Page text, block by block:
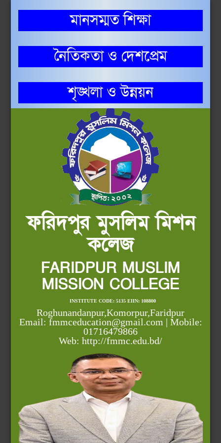
মানসম্মত শিক্ষা
নৈতিকতা ও দেশপ্রেম
শৃঙ্খলা ও উন্নয়ন
ফরিদপুর মুসলিম মিশন
কলেজ
FARIDPUR MUSLIM
MISSION COLLEGE
INSTITUTE CODE: 5135 EIIN: 108800
Roghunandanpur,Komorpur,Faridpur
Email: fmmceducation@gmail.com | Mobile:
01716479866
Web: http://fmmc.edu.bd/